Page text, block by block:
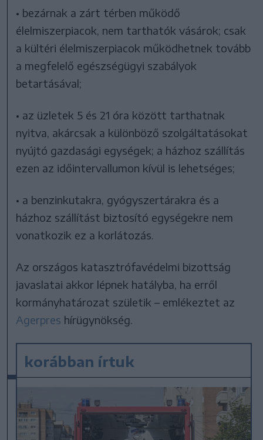
• bezárnak a zárt térben működő
élelmiszerpiacok, nem tarthatók vásárok; csak
a kültéri élelmiszerpiacok működhetnek tovább
a megfelelő egészségügyi szabályok
betartásával;
• az üzletek 5 és 21 óra között tarthatnak
nyitva, akárcsak a különböző szolgáltatásokat
nyújtó gazdasági egységek; a házhoz szállítás
ezen az időintervallumon kívül is lehetséges;
• a benzinkutakra, gyógyszertárakra és a
házhoz szállítást biztosító egységekre nem
vonatkozik ez a korlátozás.
Az országos katasztrófavédelmi bizottság
javaslatai akkor lépnek hatályba, ha erről
kormányhatározat születik – emlékeztet az
Agerpres hírügynökség.
korábban írtuk